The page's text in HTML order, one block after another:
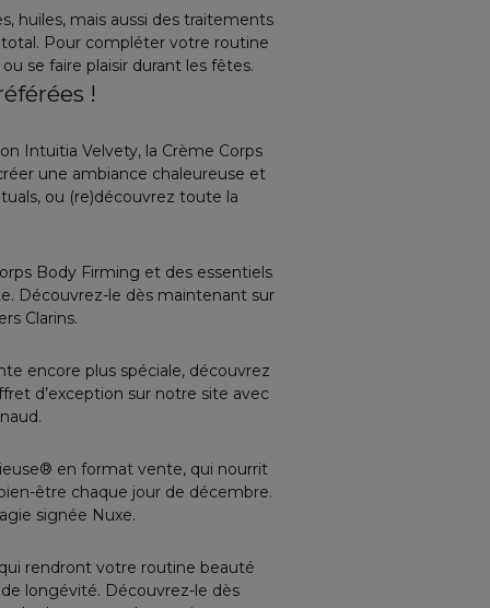
huiles, mais aussi des traitements
Pour compléter votre routine
se faire plaisir durant les fêtes.
!
Intuitia Velvety, la Crème Corps
une ambiance chaleureuse et
ou (re)découvrez toute la
Body Firming et des essentiels
Découvrez-le dès maintenant sur
Clarins.
encore plus spéciale, découvrez
d’exception sur notre site avec
en format vente, qui nourrit
être chaque jour de décembre.
signée Nuxe.
rendront votre routine beauté
longévité. Découvrez-le dès